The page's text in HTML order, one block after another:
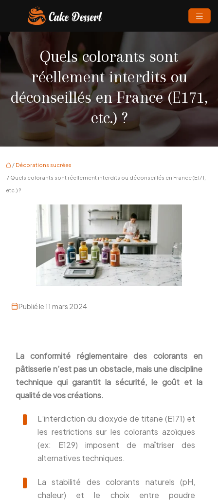
Quels colorants sont
réellement interdits ou
déconseillés en France (E171,
etc.) ?
/ Décorations sucrées
/ Quels colorants sont réellement interdits ou déconseillés en France (E171,
etc.) ?
Publié le 11 mars 2024
La conformité réglementaire des colorants en
pâtisserie n’est pas un obstacle, mais une discipline
technique qui garantit la sécurité, le goût et la
qualité de vos créations.
L’interdiction du dioxyde de titane (E171) et
les restrictions sur les colorants azoïques
(ex: E129) imposent de maîtriser des
alternatives techniques.
La stabilité des colorants naturels (pH,
chaleur) et le choix entre poudre